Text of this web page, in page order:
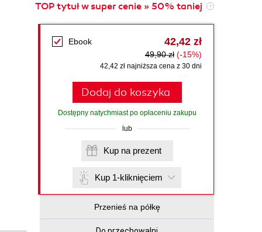
TOP tytuł w super cenie » 50% taniej
Ebook 42,42 zł
49,90 zł (-15%)
42,42 zł najniższa cena z 30 dni
Dodaj do koszyka
Dostępny natychmiast po opłaceniu zakupu
lub
Kup na prezent
Kup 1-kliknięciem
Przenieś na półkę